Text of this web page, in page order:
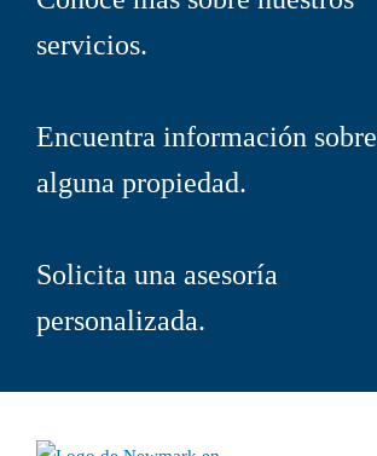
servicios.
Encuentra información sobre
alguna propiedad.
Solicita una asesoría
personalizada.